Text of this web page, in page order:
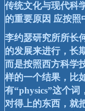
传统文化与现代科
的重要原因 应按照
李约瑟研究所所长
的发展来进行，长
而是按照西方科学
样的一个结果，比
有“physics”这个词
对得上的东西，就